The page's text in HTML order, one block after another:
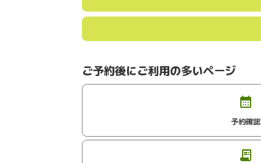
ご予約後にご利用の多いページ
予約確認